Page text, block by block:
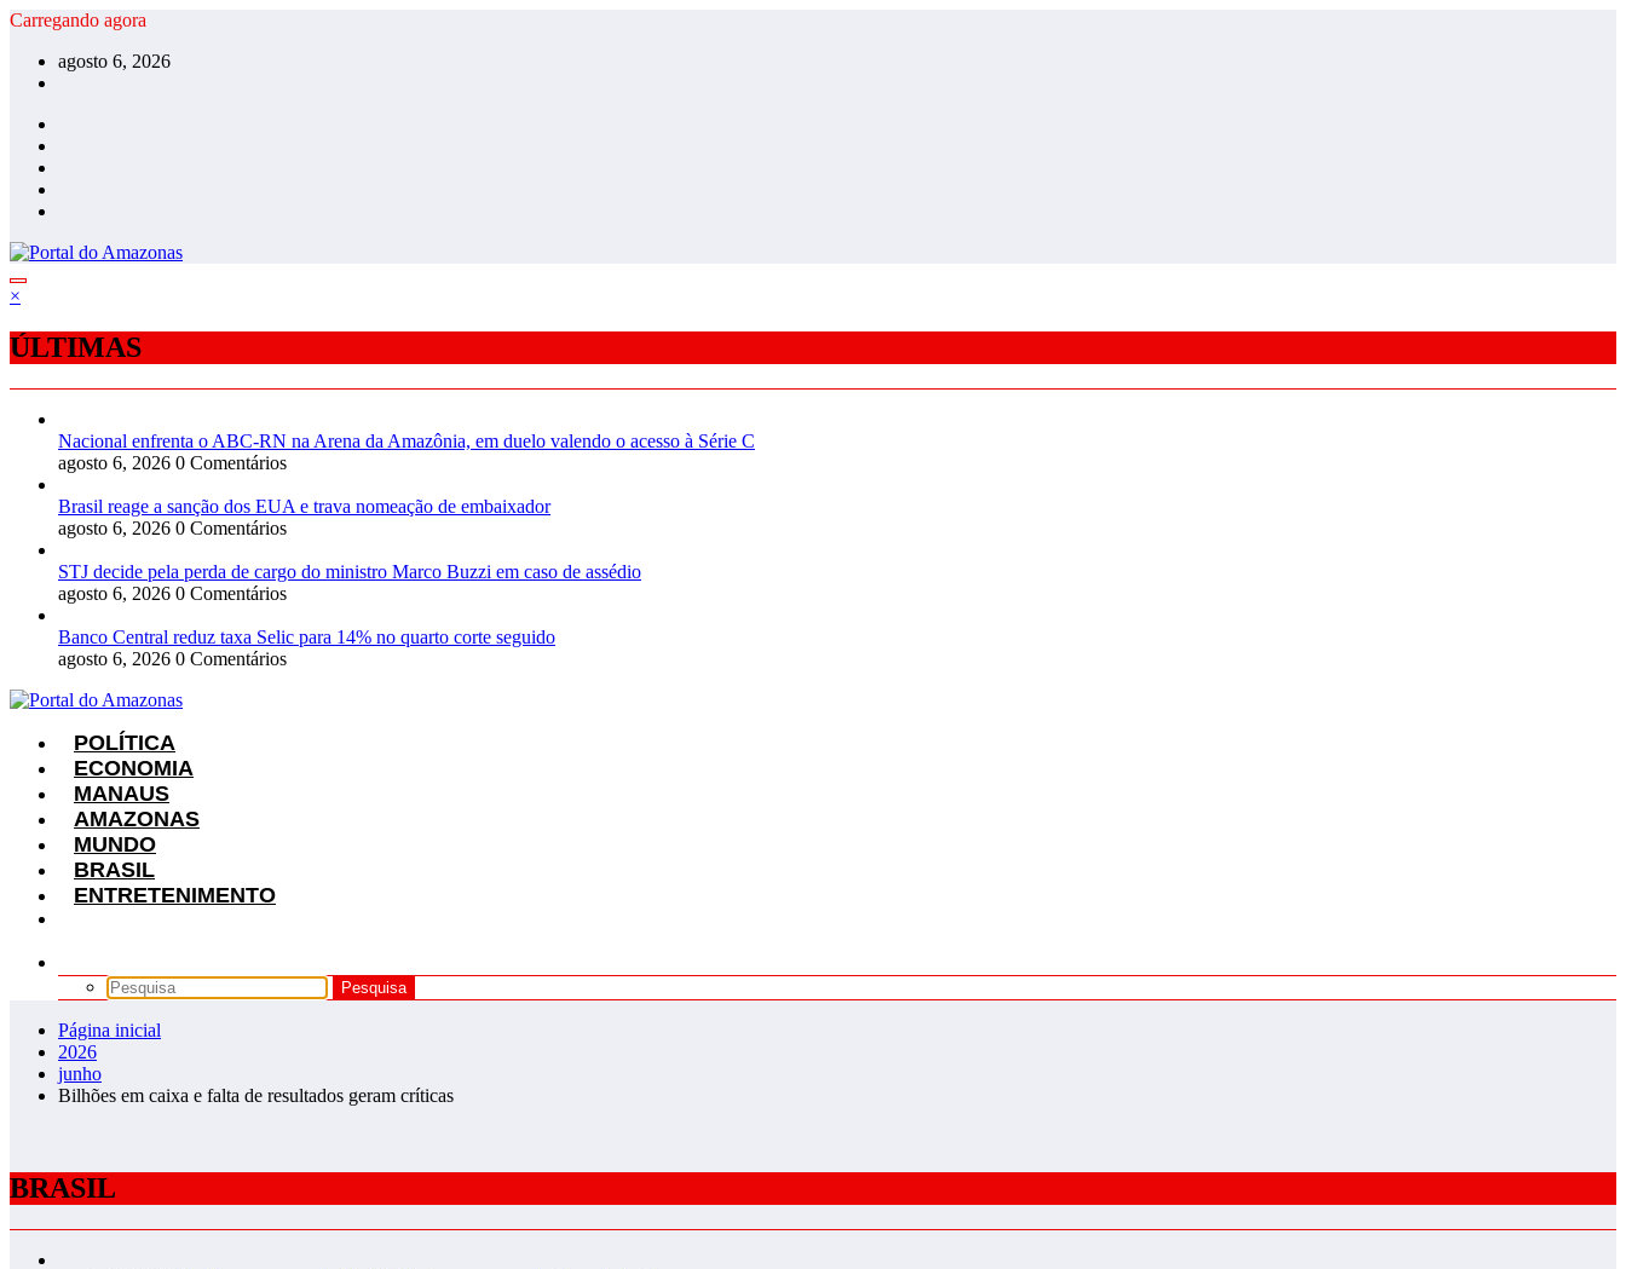
Pular
conteúdo
Carregando agora
agosto 6, 2026
×
ÚLTIMAS
Nacional enfrenta o ABC-RN na Arena da Amazônia, em duelo valendo o acesso à Série C
agosto 6, 2026 0 Comentários
Brasil reage a sanção dos EUA e trava nomeação de embaixador
agosto 6, 2026 0 Comentários
STJ decide pela perda de cargo do ministro Marco Buzzi em caso de assédio
agosto 6, 2026 0 Comentários
Banco Central reduz taxa Selic para 14% no quarto corte seguido
agosto 6, 2026 0 Comentários
POLÍTICA
ECONOMIA
MANAUS
AMAZONAS
MUNDO
BRASIL
ENTRETENIMENTO
Página inicial
2026
junho
Bilhões em caixa e falta de resultados geram críticas
BRASIL